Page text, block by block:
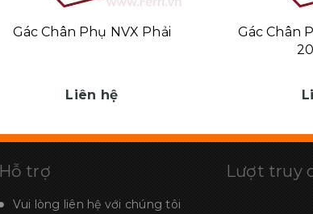
Gác Chân Phụ NVX Phải
Liên hệ
Gác Chân
Hỗ trợ
Vui lòng liên hệ với chúng tôi
Lượt truy